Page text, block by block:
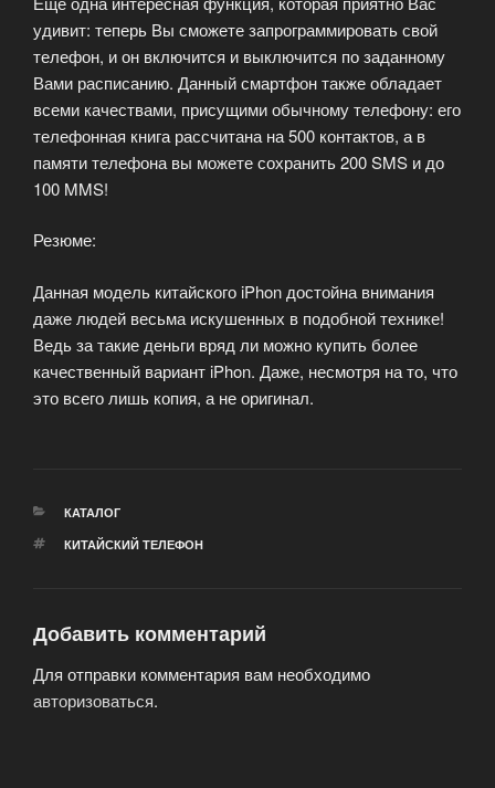
удивит: теперь Вы сможете запрограммировать свой
телефон, и он включится и выключится по заданному
Вами расписанию. Данный смартфон также обладает
всеми качествами, присущими обычному телефону: его
телефонная книга рассчитана на 500 контактов, а в
памяти телефона вы можете сохранить 200 SMS и до
100 MMS!
Резюме:
Данная модель китайского iPhon достойна внимания
даже людей весьма искушенных в подобной технике!
Ведь за такие деньги вряд ли можно купить более
качественный вариант iPhon. Даже, несмотря на то, что
это всего лишь копия, а не оригинал.
РУБРИКИ
КАТАЛОГ
МЕТКИ
КИТАЙСКИЙ ТЕЛЕФОН
Добавить комментарий
Для отправки комментария вам необходимо
авторизоваться.